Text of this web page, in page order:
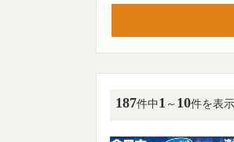
187件中 1 ～ 10件を表示